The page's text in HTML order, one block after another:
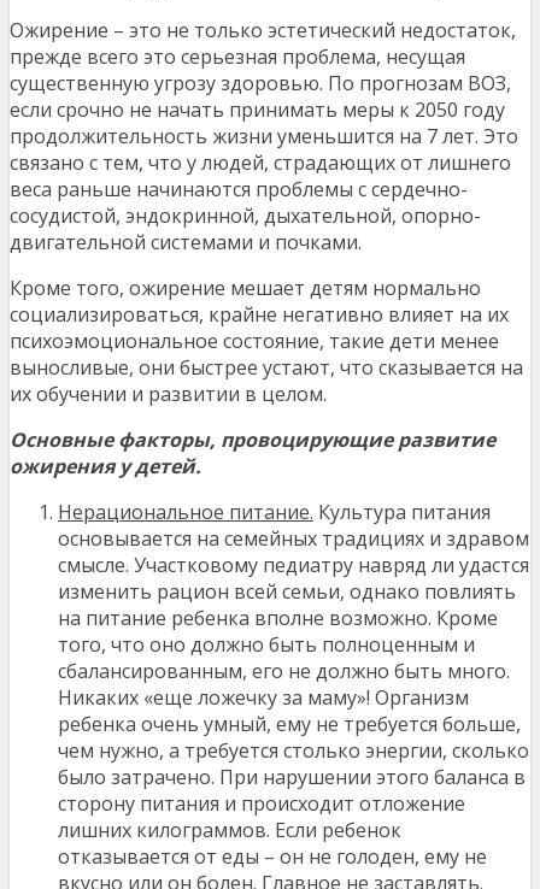
Ожирение – это не только эстетический недостаток,
прежде всего это серьезная проблема, несущая
существенную угрозу здоровью. По прогнозам ВОЗ,
если срочно не начать принимать меры к 2050 году
продолжительность жизни уменьшится на 7 лет. Это
связано с тем, что у людей, страдающих от лишнего
веса раньше начинаются проблемы с сердечно-
сосудистой, эндокринной, дыхательной, опорно-
двигательной системами и почками.
Кроме того, ожирение мешает детям нормально
социализироваться, крайне негативно влияет на их
психоэмоциональное состояние, такие дети менее
выносливые, они быстрее устают, что сказывается на
их обучении и развитии в целом.
Основные факторы, провоцирующие развитие
ожирения у детей.
Нерациональное питание. Культура питания
основывается на семейных традициях и здравом
смысле. Участковому педиатру навряд ли удастся
изменить рацион всей семьи, однако повлиять
на питание ребенка вполне возможно. Кроме
того, что оно должно быть полноценным и
сбалансированным, его не должно быть много.
Никаких «еще ложечку за маму»! Организм
ребенка очень умный, ему не требуется больше,
чем нужно, а требуется столько энергии, сколько
было затрачено. При нарушении этого баланса в
сторону питания и происходит отложение
лишних килограммов. Если ребенок
отказывается от еды – он не голоден, ему не
вкусно или он болен. Главное не заставлять.